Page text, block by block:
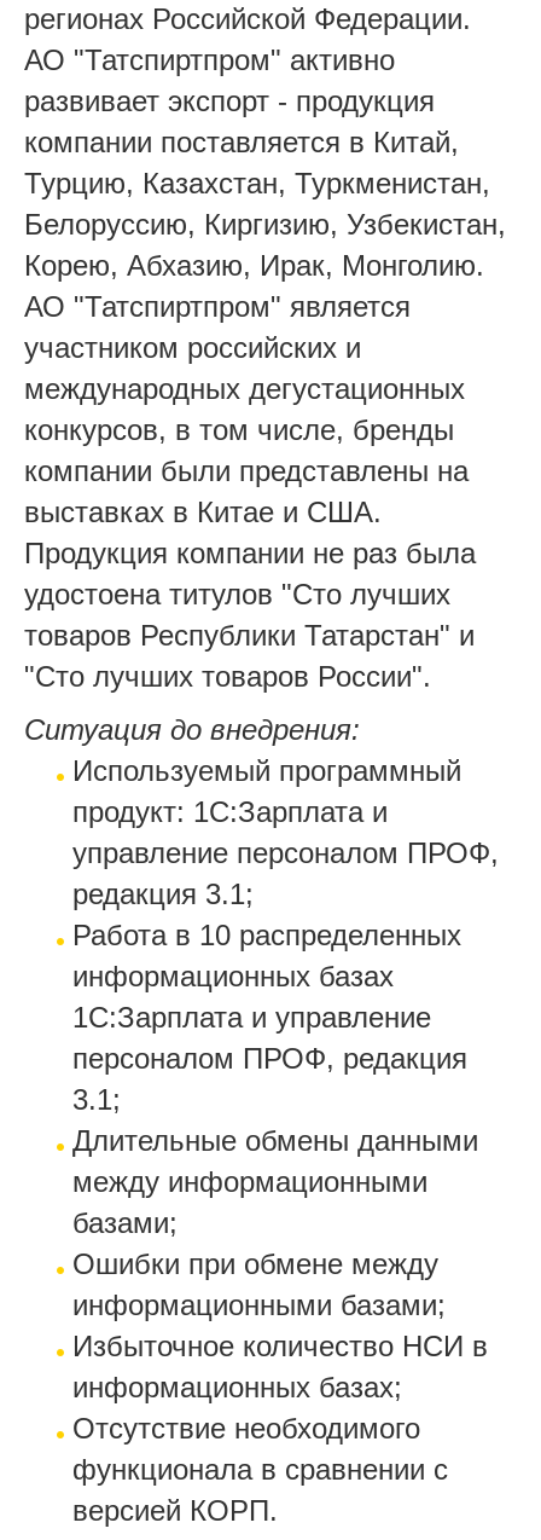
регионах Российской Федерации.
АО "Татспиртпром" активно
развивает экспорт - продукция
компании поставляется в Китай,
Турцию, Казахстан, Туркменистан,
Белоруссию, Киргизию, Узбекистан,
Корею, Абхазию, Ирак, Монголию.
АО "Татспиртпром" является
участником российских и
международных дегустационных
конкурсов, в том числе, бренды
компании были представлены на
выставках в Китае и США.
Продукция компании не раз была
удостоена титулов "Сто лучших
товаров Республики Татарстан" и
"Сто лучших товаров России".
Ситуация до внедрения:
Используемый программный
продукт: 1С:Зарплата и
управление персоналом ПРОФ,
редакция 3.1;
Работа в 10 распределенных
информационных базах
1С:Зарплата и управление
персоналом ПРОФ, редакция
3.1;
Длительные обмены данными
между информационными
базами;
Ошибки при обмене между
информационными базами;
Избыточное количество НСИ в
информационных базах;
Отсутствие необходимого
функционала в сравнении с
версией КОРП.